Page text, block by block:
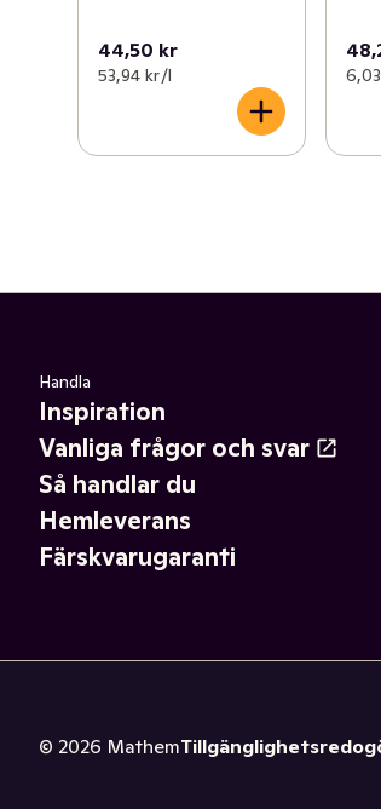
44,50 kr
53,94 kr /l
Handla
Inspiration
Vanliga frågor och svar
Så handlar du
Hemleverans
Färskvarugaranti
© 2026 Mathem